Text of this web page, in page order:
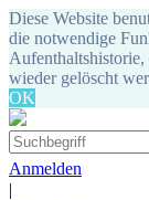
Diese Website
die notwendige
Aufenthaltshistorie,
wieder gelöscht
OK
Anmelden
|